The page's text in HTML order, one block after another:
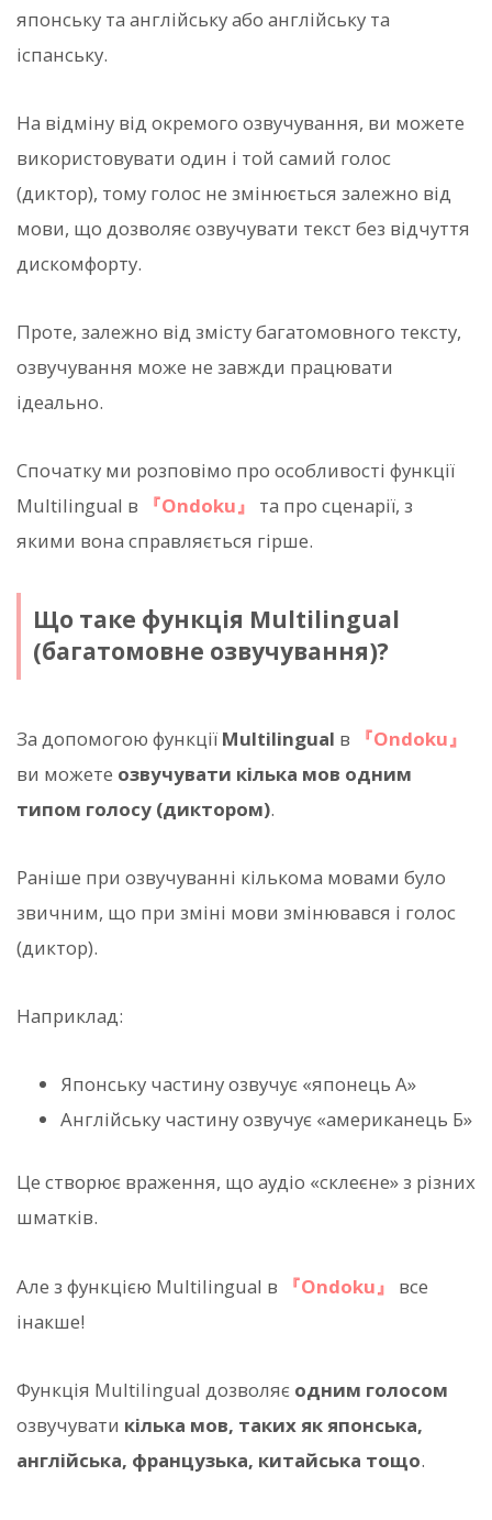
японську та англійську або англійську та
іспанську.
На відміну від окремого озвучування, ви можете
використовувати один і той самий голос
(диктор), тому голос не змінюється залежно від
мови, що дозволяє озвучувати текст без відчуття
дискомфорту.
Проте, залежно від змісту багатомовного тексту,
озвучування може не завжди працювати
ідеально.
Спочатку ми розповімо про особливості функції
Multilingual в
『Ondoku』
та про сценарії, з
якими вона справляється гірше.
Що таке функція Multilingual
(багатомовне озвучування)?
За допомогою функції Multilingual в
『Ondoku』
ви можете озвучувати кілька мов одним
типом голосу (диктором).
Раніше при озвучуванні кількома мовами було
звичним, що при зміні мови змінювався і голос
(диктор).
Наприклад:
Японську частину озвучує «японець А»
Англійську частину озвучує «американець Б»
Це створює враження, що аудіо «склеєне» з різних
шматків.
Але з функцією Multilingual в 『Ondoku』
все
інакше!
Функція Multilingual дозволяє одним голосом
озвучувати кілька мов, таких як японська,
англійська, французька, китайська тощо.